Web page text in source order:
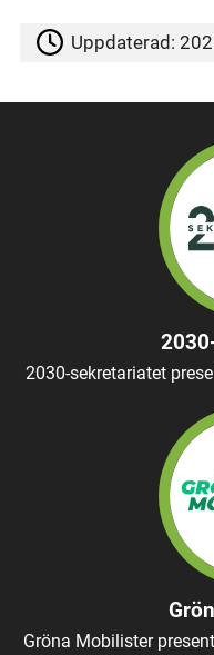
Uppdaterad:
2030-sekretariatet
Gröna Mobilister